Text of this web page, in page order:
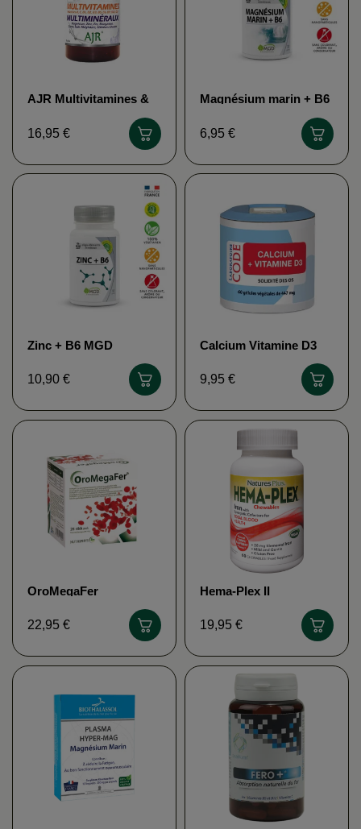
AJR Multivitamines &
VECTEUR ENERGY
16,95 €
Magnésium marin + B6
6,95 €
Zinc + B6 MGD
10,90 €
Calcium Vitamine D3
9,95 €
OroMegaFer
22,95 €
Hema-Plex II
19,95 €